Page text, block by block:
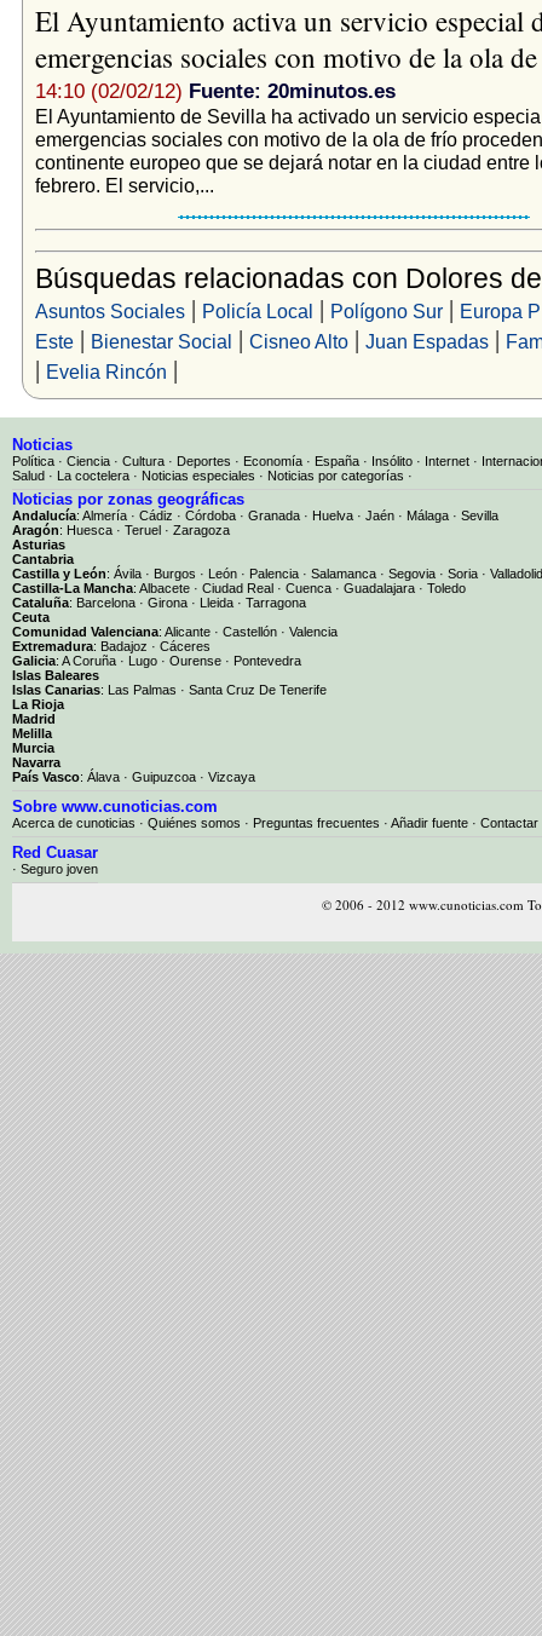
El Ayuntamiento activa un servicio especial
emergencias sociales con motivo de la ola
14:10 (02/02/12) Fuente: 20minutos.es
El Ayuntamiento de Sevilla ha activado un servicio
emergencias sociales con motivo de la ola de frío
continente europeo que se dejará notar en la ciudad entre
febrero. El servicio,...
Búsquedas relacionadas con Dolores
Asuntos Sociales| Policía Local | Polígono Sur| Europa
Este| Bienestar Social | Cisneo Alto| Juan Espadas|
| Evelia Rincón |
Noticias
Política · Ciencia · Cultura · Deportes · Economía · España · Insólito · Internet ·
Salud · La coctelera · Noticias especiales · Noticias por categorías ·
Noticias por zonas geográficas
Andalucía: Almería · Cádiz · Córdoba · Granada · Huelva · Jaén · Málaga · Sevilla
Aragón: Huesca · Teruel · Zaragoza
Asturias
Cantabria
Castilla y León: Ávila · Burgos · León · Palencia · Salamanca · Segovia · Soria · Valladolid
Castilla-La Mancha: Albacete · Ciudad Real · Cuenca · Guadalajara · Toledo
Cataluña: Barcelona · Girona · Lleida · Tarragona
Ceuta
Comunidad Valenciana: Alicante · Castellón · Valencia
Extremadura: Badajoz · Cáceres
Galicia: A Coruña · Lugo · Ourense · Pontevedra
Islas Baleares
Islas Canarias: Las Palmas · Santa Cruz De Tenerife
La Rioja
Madrid
Melilla
Murcia
Navarra
País Vasco: Álava · Guipuzcoa · Vizcaya
Sobre www.cunoticias.com
Acerca de cunoticias · Quiénes somos · Preguntas frecuentes · Añadir fuente · Contactar
Red Cuasar
· Seguro joven
© 2006 - 2012 www.cunoticias.com